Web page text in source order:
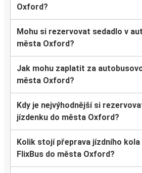
Oxford?
Mohu si rezervovat sedadlo v
města Oxford?
Jak mohu zaplatit za
města Oxford?
Kdy je nejvýhodnější si
jízdenku do města Oxford?
Kolik stojí přeprava jízdního
FlixBus do města Oxford?